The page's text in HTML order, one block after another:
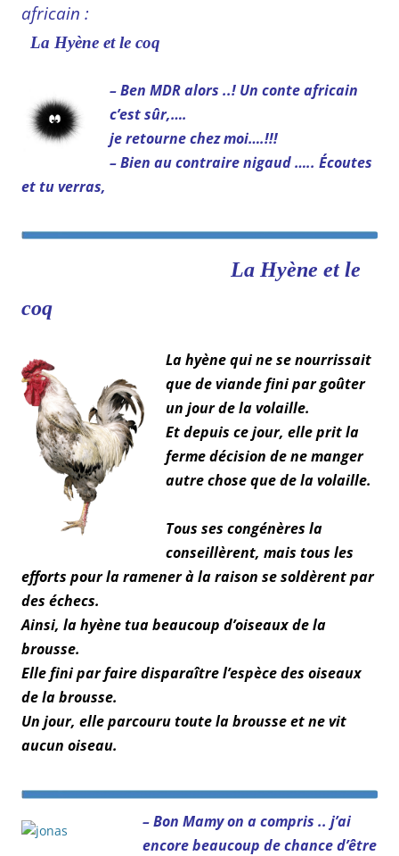
africain :
La Hyène et le coq
– Ben MDR alors ..! Un conte africain
c’est sûr,….
je retourne chez moi….!!!
– Bien au contraire nigaud ….. Écoutes
et tu verras,
La Hyène et le
coq
La hyène qui ne se nourrissait
que de viande fini par goûter
un jour de la volaille.
Et depuis ce jour, elle prit la
ferme décision de ne manger
autre chose que de la volaille.
Tous ses congénères la
conseillèrent, mais tous les
efforts pour la ramener à la raison se soldèrent par
des échecs.
Ainsi, la hyène tua beaucoup d’oiseaux de la
brousse.
Elle fini par faire disparaître l’espèce des oiseaux
de la brousse.
Un jour, elle parcouru toute la brousse et ne vit
aucun oiseau.
– Bon Mamy on a compris .. j’ai
encore beaucoup de chance d’être